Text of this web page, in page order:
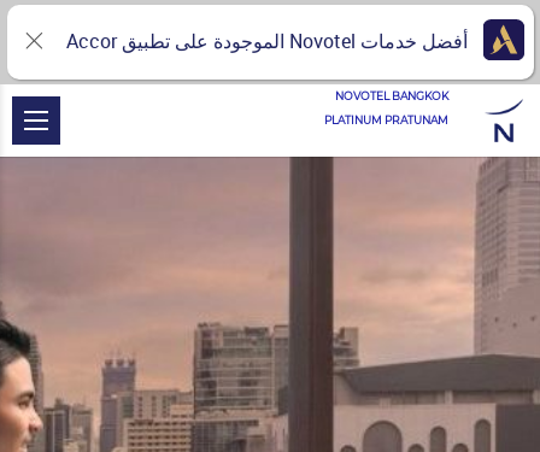
NOVOTEL BANGKOK
PLATINUM PRATUNAM
أفضل خدمات Novotel الموجودة على تطبيق Accor